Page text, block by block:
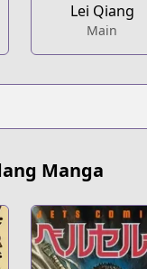
Lei Qiang
Main
Manga